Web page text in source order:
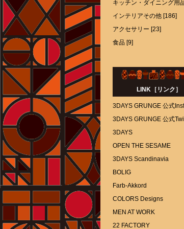
キッチン・ダイニング用
インテリアその他 [186]
アクセサリー [23]
食品 [9]
LINK［リンク］
3DAYS GRUNGE 公式
3DAYS GRUNGE 公式
3DAYS
OPEN THE SESAME
3DAYS Scandinavia
BOLIG
Farb-Akkord
COLORS Designs
MEN AT WORK
22 FACTORY